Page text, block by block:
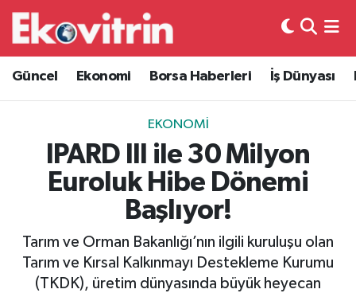
Güncel Ekonomi Borsa Haberleri İş Dünyası
EKONOMI
IPARD III ile 30 Milyon
Euroluk Hibe Dönemi
Başlıyor!
Tarım ve Orman Bakanlığı’nın ilgili kuruluşu olan
Tarım ve Kırsal Kalkınmayı Destekleme Kurumu
(TKDK), üretim dünyasında büyük heyecan
Güncel
Ekonomi
Borsa Haberleri
İş Dünyası
Otovitrin
Hava Durumu
Trafik Durumu
Süper Lig Puan Durumu ve Fikstür
Tüm Manşetler
Son Dakika Haberleri
Haber Arşivi